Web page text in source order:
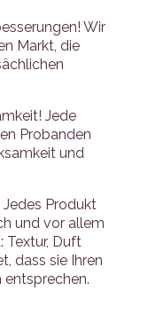
Wir
Markt, die
Jede
Probanden
und
Produkt
und vor allem
Textur, Duft
dass sie Ihren